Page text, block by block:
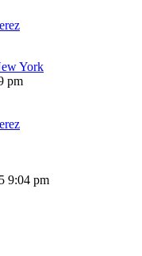
York
pm
9:04 pm